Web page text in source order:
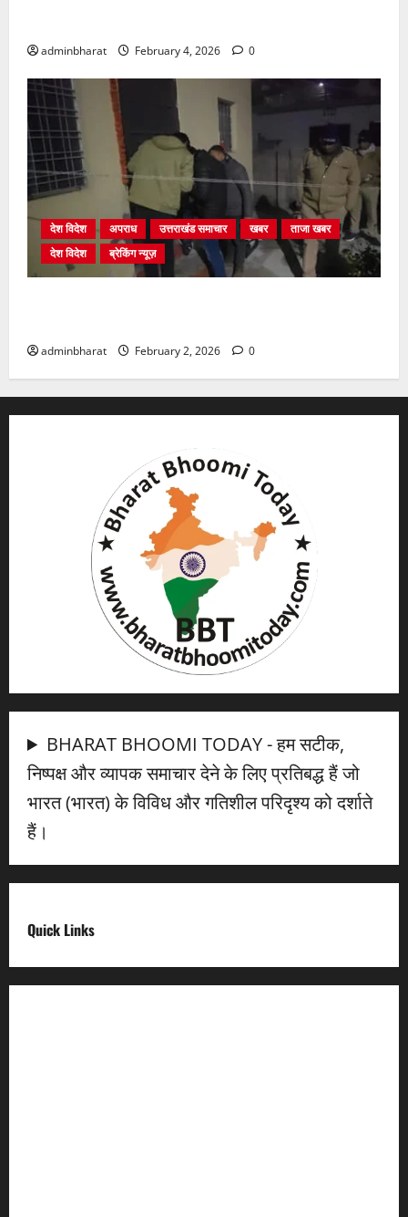
adminbharat February 4, 2026 0
देश विदेश अपराध उत्तराखंड समाचार खबर
ताजा खबर
देश विदेश
ब्रेकिंग न्यूज़
adminbharat February 2, 2026 0
BHARAT BHOOMI TODAY - हम सटीक,
निष्पक्ष और व्यापक समाचार देने के लिए प्रतिबद्ध हैं जो
भारत (भारत) के विविध और गतिशील परिदृश्य को दर्शाते
हैं।
Quick Links